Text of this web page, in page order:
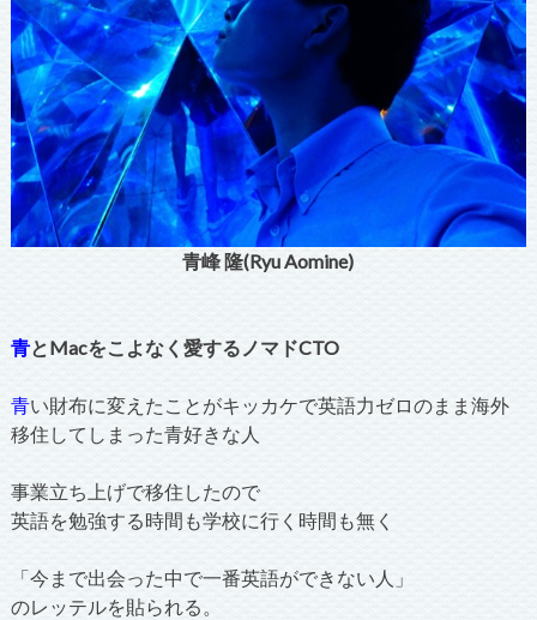
青峰 隆(Ryu Aomine)
青とMacをこよなく愛するノマドCTO
青い財布に変えたことがキッカケで英語力ゼロのまま海外
移住してしまった青好きな人
事業立ち上げで移住したので
英語を勉強する時間も学校に行く時間も無く
「今まで出会った中で一番英語ができない人」
のレッテルを貼られる。